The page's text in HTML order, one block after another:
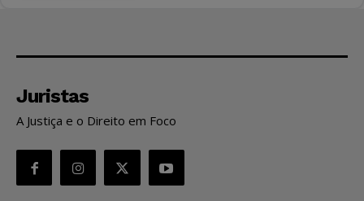
Juristas
A Justiça e o Direito em Foco